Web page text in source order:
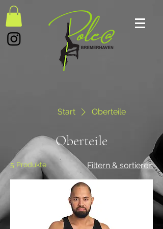
Start Oberteile
Oberteile
5 Produkte Filtern & sortieren